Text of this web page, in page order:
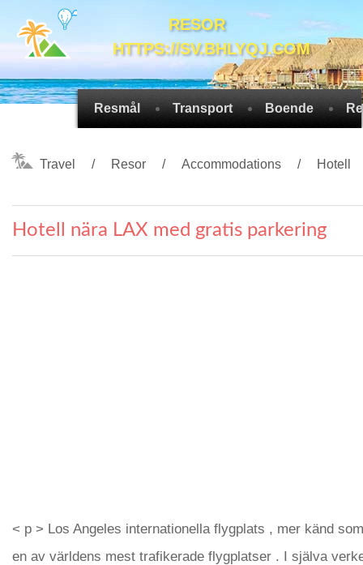
RESOR
HTTPS://SV.BHLYQJ.COM
Resmål Transport Boende
Travel Resor Accommodations Hotell
Hotell nära LAX med gratis parkering
< p > Los Angeles internationella flygplats , mer känd
en av världens mest trafikerade flygplatser . I själva